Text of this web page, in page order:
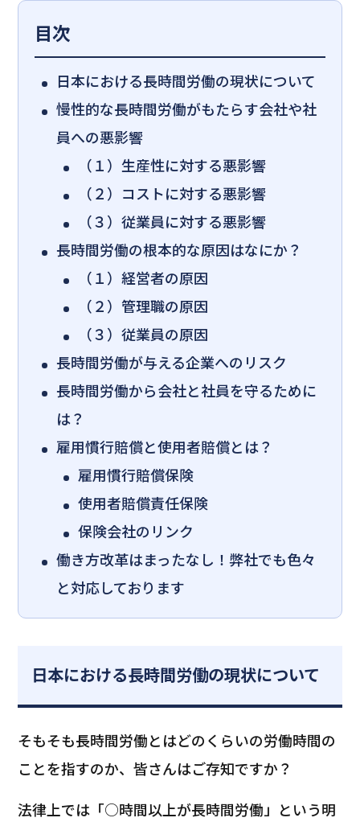
目次
日本における長時間労働の現状について
慢性的な長時間労働がもたらす会社や社
員への悪影響
（１）生産性に対する悪影響
（２）コストに対する悪影響
（３）従業員に対する悪影響
長時間労働の根本的な原因はなにか？
（１）経営者の原因
（２）管理職の原因
（３）従業員の原因
長時間労働が与える企業へのリスク
長時間労働から会社と社員を守るために
は？
雇用慣行賠償と使用者賠償とは？
雇用慣行賠償保険
使用者賠償責任保険
保険会社のリンク
働き方改革はまったなし！弊社でも色々
と対応しております
日本における長時間労働の現状について
そもそも長時間労働とはどのくらいの労働時間の
ことを指すのか、皆さんはご存知ですか？
法律上では「○時間以上が長時間労働」という明